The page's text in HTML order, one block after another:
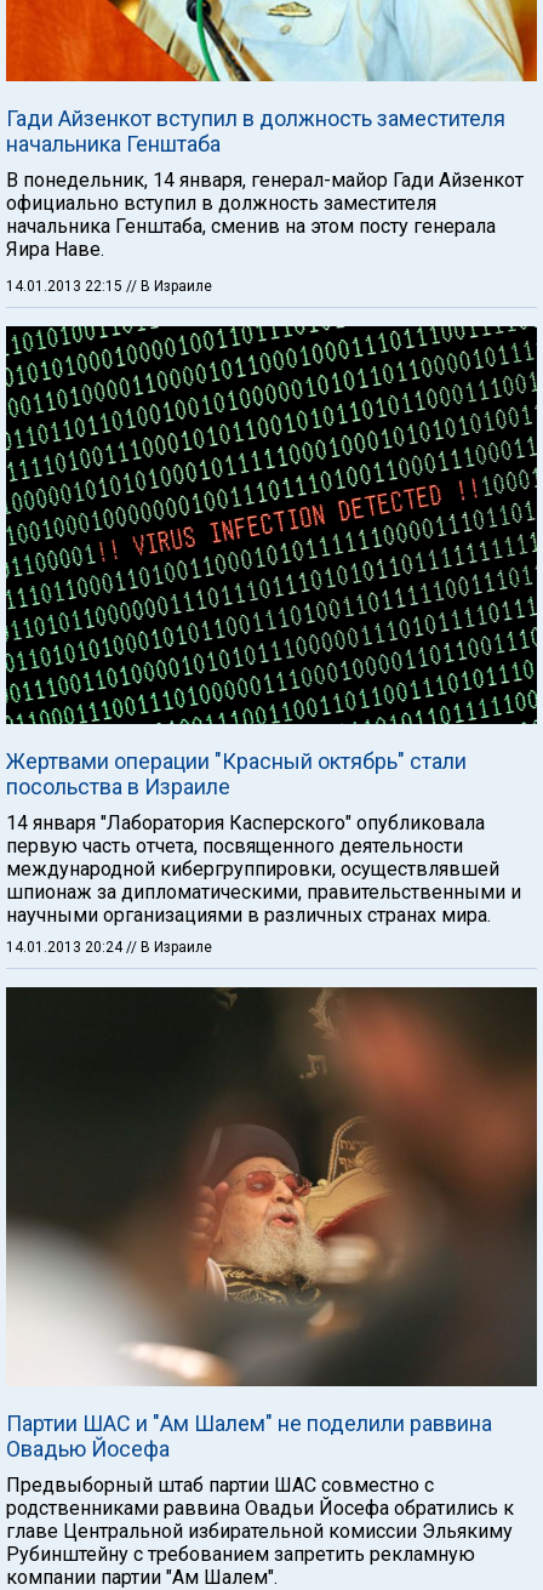
Гади Айзенкот вступил в должность заместителя
начальника Генштаба
В понедельник, 14 января, генерал-майор Гади Айзенкот
официально вступил в должность заместителя
начальника Генштаба, сменив на этом посту генерала
Яира Наве.
14.01.2013 22:15 // В Израиле
Жертвами операции "Красный октябрь" стали
посольства в Израиле
14 января "Лаборатория Касперского" опубликовала
первую часть отчета, посвященного деятельности
международной кибергруппировки, осуществлявшей
шпионаж за дипломатическими, правительственными и
научными организациями в различных странах мира.
14.01.2013 20:24// В Израиле
Партии ШАС и "Ам Шалем" не поделили раввина
Овадью Йосефа
Предвыборный штаб партии ШАС совместно с
родственниками раввина Овадьи Йосефа обратились к
главе Центральной избирательной комиссии Эльякиму
Рубинштейну с требованием запретить рекламную
компании партии "Ам Шалем".